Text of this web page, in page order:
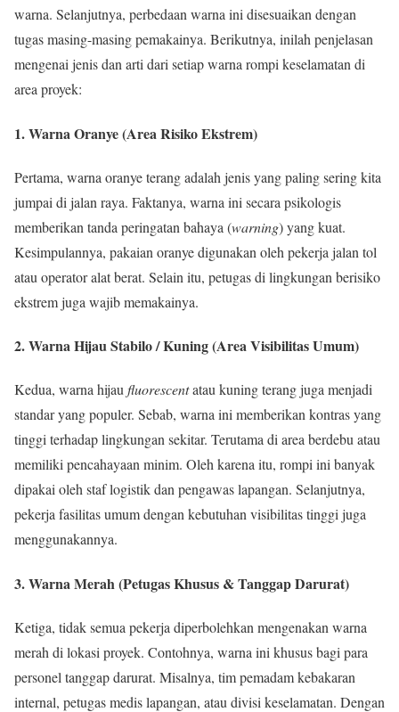
warna. Selanjutnya, perbedaan warna ini disesuaikan dengan
tugas masing-masing pemakainya. Berikutnya, inilah penjelasan
mengenai jenis dan arti dari setiap warna rompi keselamatan di
area proyek:
1. Warna Oranye (Area Risiko Ekstrem)
Pertama, warna oranye terang adalah jenis yang paling sering kita
jumpai di jalan raya. Faktanya, warna ini secara psikologis
memberikan tanda peringatan bahaya (warning) yang kuat.
Kesimpulannya, pakaian oranye digunakan oleh pekerja jalan tol
atau operator alat berat. Selain itu, petugas di lingkungan berisiko
ekstrem juga wajib memakainya.
2. Warna Hijau Stabilo / Kuning (Area Visibilitas Umum)
Kedua, warna hijaufluorescentatau kuning terang juga menjadi
standar yang populer. Sebab, warna ini memberikan kontras yang
tinggi terhadap lingkungan sekitar. Terutama di area berdebu atau
memiliki pencahayaan minim. Oleh karena itu, rompi ini banyak
dipakai oleh staf logistik dan pengawas lapangan. Selanjutnya,
pekerja fasilitas umum dengan kebutuhan visibilitas tinggi juga
menggunakannya.
3. Warna Merah (Petugas Khusus & Tanggap Darurat)
Ketiga, tidak semua pekerja diperbolehkan mengenakan warna
merah di lokasi proyek. Contohnya, warna ini khusus bagi para
personel tanggap darurat. Misalnya, tim pemadam kebakaran
internal, petugas medis lapangan, atau divisi keselamatan. Dengan